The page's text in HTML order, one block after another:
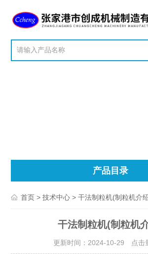
产品目录
首页 >技术中心 > 干法制粒机(制粒机介
干法制粒机(制粒机
更新时间：2024-10-29 点击